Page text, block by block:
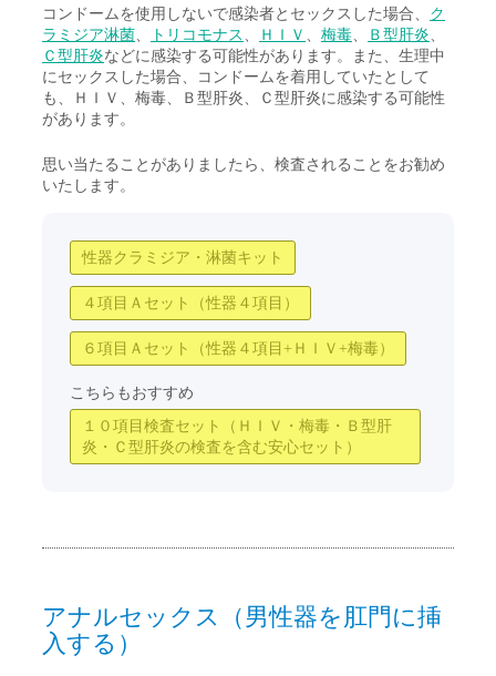
コンドームを使用しないで感染者とセックスした場合、 ク
ラミジア淋菌、 トリコモナス 、 ＨＩＶ 、 梅毒、 Ｂ型肝炎、
Ｃ型肝炎などに感染する可能性があります。また、生理中
にセックスした場合、コンドームを着用していたとして
も、ＨＩＶ、梅毒、Ｂ型肝炎、Ｃ型肝炎に感染する可能性
があります。
思い当たることがありましたら、検査されることをお勧め
いたします。
性器クラミジア・淋菌キット
４項目Ａセット（性器４項目）
６項目Ａセット（性器４項目+ＨＩＶ+梅毒）
こちらもおすすめ
１０項目検査セット（ＨＩＶ・梅毒・Ｂ型肝
炎・Ｃ型肝炎の検査を含む安心セット）
アナルセックス（男性器を肛門に挿
入する）